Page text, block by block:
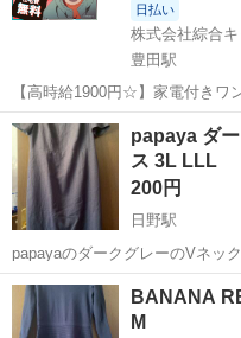
日払い
株式会社綜合
豊田駅
【高時給1900円☆】家電付きワ
通費もでます♪ 電源設備の現地試験・メンテナンス ＼精密機械及び産
業用機械験の管理/ ◆電気設備
試験業務 ◆現地での点検...
東京 日野市
papaya ダ
ス 3L LLL
200円
日野駅
papayaのダークグレーのVネッ
はアメリカ、ロサンゼルス発祥
入しました。 試着のみで、美品です。 サイズ16です
3L(LLL...
東京 日野市
BANANA
M